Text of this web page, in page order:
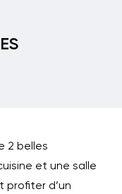
2 belles
et une salle
profiter d’un